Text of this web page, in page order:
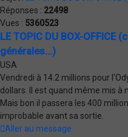
Réponses : 22498
Vues : 5360523
LE TOPIC DU BOX-
générales...)
USA
Vendredi à 14.2 millions pour
dollars. Il est quand même mis à
Mais bon il passera les 400
improbable avant sa sortie.
Aller au message